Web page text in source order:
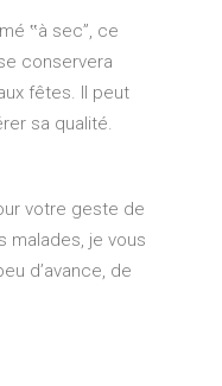
‟à sec”, ce
conservera
fêtes. Il peut
sa qualité.
votre geste de
malades, je vous
d’avance, de